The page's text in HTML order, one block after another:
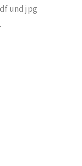
und jpg